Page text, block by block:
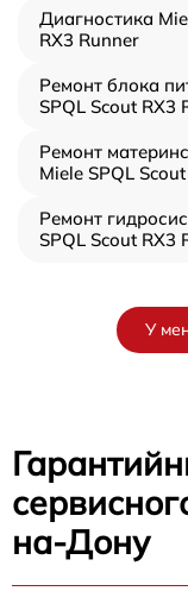
Диагностика
RX3 Runner
Ремонт блока
SPQL Scout RX3
Ремонт
Miele SPQL
Ремонт
SPQL Scout RX3
У
на-Дону